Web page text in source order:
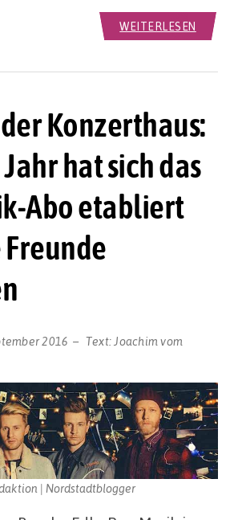
WEITERLESEN
Konzerthaus:
hat sich das
Abo etabliert
2016 Text: Joachim vom
| Nordstadtblogger